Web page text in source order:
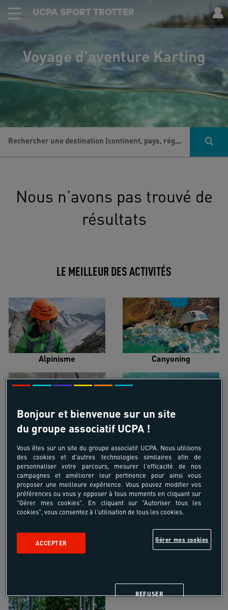
UCPA SPORT TROTTER
Voyage d'aventure Karting
Rechercher une destination (continent, pays, région...), une activité...
Nous n’avons pas trouvé de
résultats
LE MEILLEUR DES ACTIVITÉS
Alpinisme Canyoning
Croisière voilier Kayak de mer
Trail Trek-Randonnée pédestre
Vélo de randonnée
Bonjour et bienvenue sur un site
du groupe associatif UCPA !
Vous êtes sur un site du groupe associatif UCPA. Nous utilisons
des cookies et d'autres technologies similaires afin de
personnaliser votre parcours, mesurer l'efficacité de nos
campagnes et améliorer leur pertinence pour ainsi vous
proposer une meilleure expérience. Vous pouvez modifier vos
préférences ou vous y opposer à tous moments en cliquant sur
"Gérer mes cookies". En cliquant sur "Autoriser tous les
cookies", vous consentez à l'utilisation de tous les cookies.
Gérer mes cookies
REFUSER
ACCEPTER